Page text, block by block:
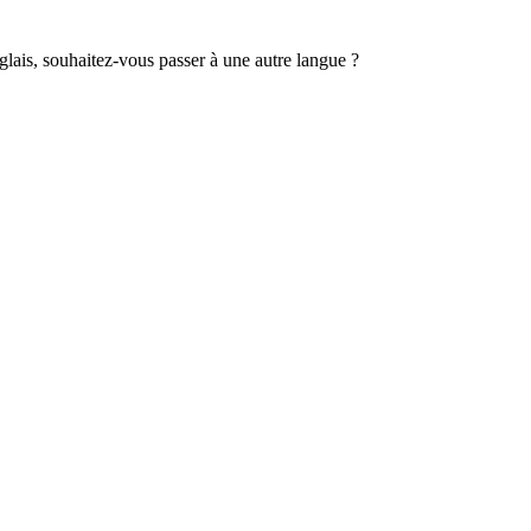
souhaitez-vous passer à une autre langue ?